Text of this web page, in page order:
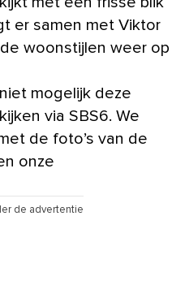
er samen met Viktor
woonstijlen weer op
mogelijk deze
via SBS6. We
de foto’s van de
onze
de advertentie